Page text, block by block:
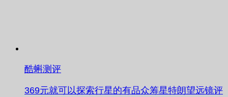
酷蝌测评
369元就可以探索行星的有品众筹星特朗望远镜评